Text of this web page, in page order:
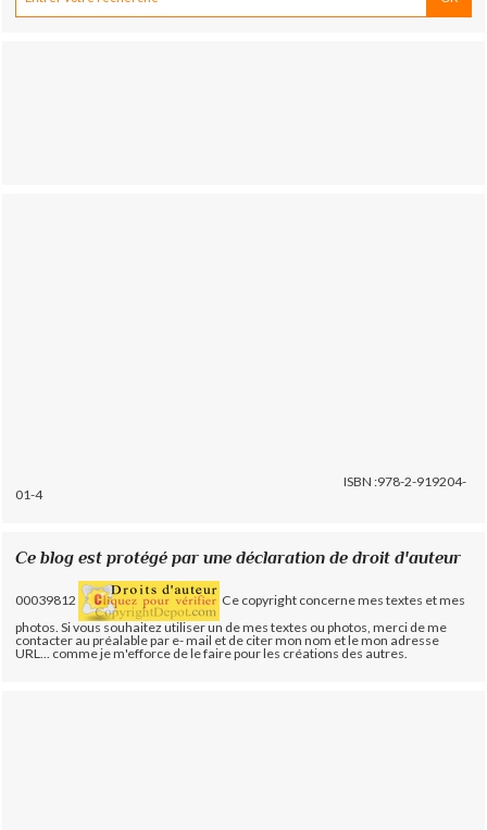
ISBN :978-2-919204-
01-4
Ce blog est protégé par une déclaration de droit d'auteur
00039812
Ce copyright concerne mes textes et mes
photos. Si vous souhaitez utiliser un de mes textes ou photos, merci de me
contacter au préalable par e- mail et de citer mon nom et le mon adresse
URL... comme je m'efforce de le faire pour les créations des autres.